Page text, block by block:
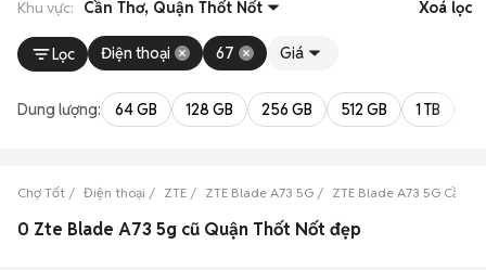
Khu vực: Cần Thơ, Quận Thốt Nốt Xoá lọc
Lọc Điện thoại 67 Giá
Dung lượng: 64 GB 128 GB 256 GB 512 GB 1 TB
Chợ Tốt Điện thoại ZTE ZTE Blade A73 5G ZTE Blade A73 5G Cần
0 Zte Blade A73 5g cũ Quận Thốt Nốt đẹp